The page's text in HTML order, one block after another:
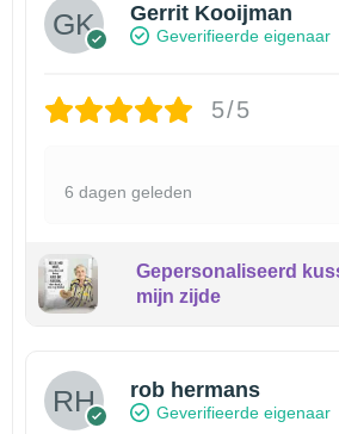
Gerrit Kooijman
Geverifieerde eigenaar
5/5
6 dagen geleden
Gepersonaliseerd
mijn zijde
rob hermans
Geverifieerde eigenaar